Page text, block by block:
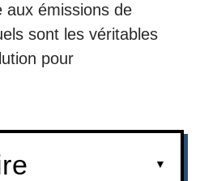
aux émissions de
sont les véritables
pour